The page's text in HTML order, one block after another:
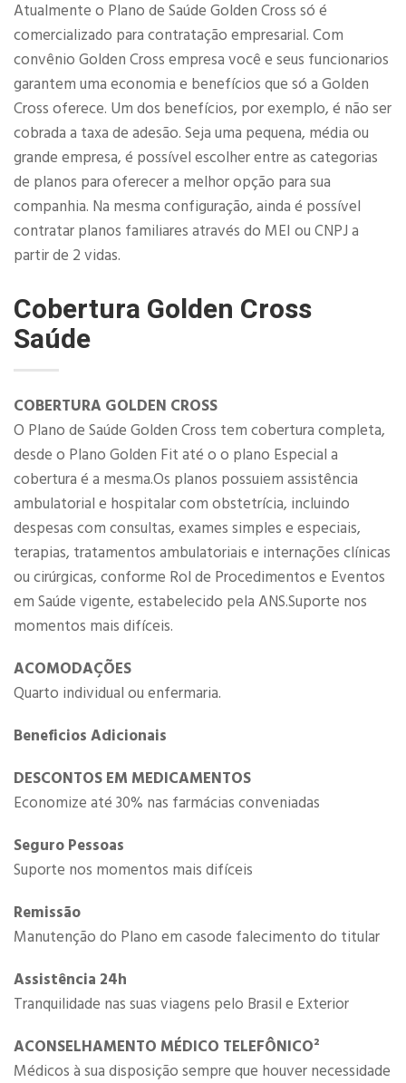
Atualmente o Plano de Saúde Golden Cross só é
comercializado para contratação empresarial. Com
convênio Golden Cross empresa você e seus funcionarios
garantem uma economia e benefícios que só a Golden
Cross oferece. Um dos benefícios, por exemplo, é não ser
cobrada a taxa de adesão. Seja uma pequena, média ou
grande empresa, é possível escolher entre as categorias
de planos para oferecer a melhor opção para sua
companhia. Na mesma configuração, ainda é possível
contratar planos familiares através do MEI ou CNPJ a
partir de 2 vidas.​
Cobertura Golden Cross
Saúde
COBERTURA GOLDEN CROSS
O Plano de Saúde Golden Cross tem cobertura completa,
desde o Plano Golden Fit até o o plano Especial a
cobertura é a mesma.Os planos possuiem assistência
ambulatorial e hospitalar com obstetrícia, incluindo
despesas com consultas, exames simples e especiais,
terapias, tratamentos ambulatoriais e internações clínicas
ou cirúrgicas, conforme Rol de Procedimentos e Eventos
em Saúde vigente, estabelecido pela ANS.Suporte nos
momentos mais difíceis.​
ACOMODAÇÕES
Quarto individual ou enfermaria.
Beneficios Adicionais
DESCONTOS ​EM MEDICAMENTOS
Economize até 30% nas farmácias conveniadas
Seguro Pessoas
Suporte nos momentos mais difíceis​
Remissão
Manutenção do Plano em casode falecimento do titular
Assistência 24h
Tranquilidade nas suas viagens pelo Brasil e Exterior
​​ACONSELHAMENTO MÉDICO​ TELEFÔNICO​²
Médicos à sua disposição sempre que houver necessidade